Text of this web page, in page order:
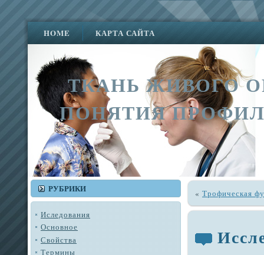
HOME КАРТА САЙТА
ТКАНЬ ЖИВОГО
ПОНЯТИЯ
РУБРИКИ
Иследования
Основное
Свойства
Термины
« Трофическая